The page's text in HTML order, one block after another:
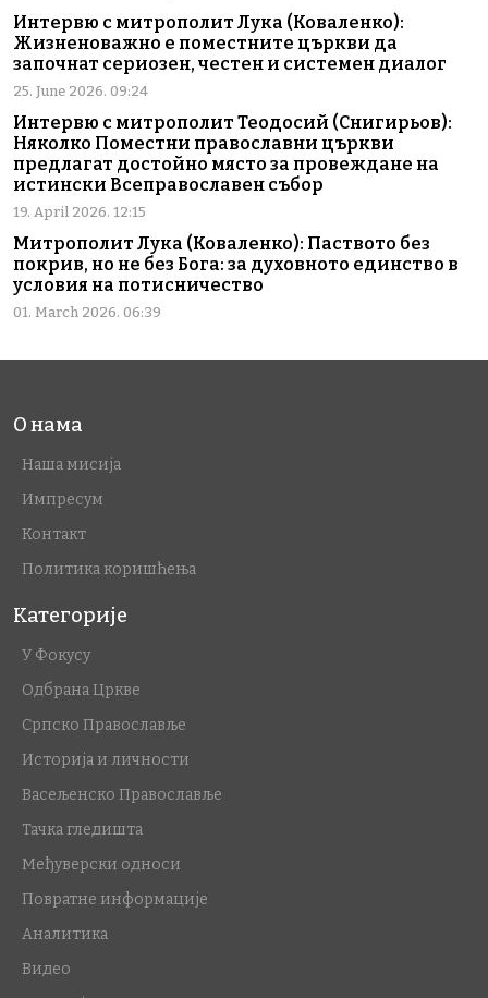
Интервю с митрополит Лука (Коваленко):
Жизненоважно е поместните църкви да
започнат сериозен, честен и системен диалог
25. June 2026. 09:24
Интервю с митрополит Теодосий (Снигирьов):
Няколко Поместни православни църкви
предлагат достойно място за провеждане на
истински Всеправославен събор
19. April 2026. 12:15
Митрополит Лука (Коваленко): Паството без
покрив, но не без Бога: за духовното единство в
условия на потисничество
01. March 2026. 06:39
О нама
Наша мисија
Импресум
Контакт
Политика коришћења
Категорије
У Фокусу
Одбрана Цркве
Српско Православље
Историја и личности
Васељенско Православље
Тачка гледишта
Међуверски односи
Повратне информације
Аналитика
Видео